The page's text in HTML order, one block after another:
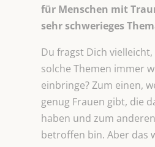
für Menschen mit
sehr schwerieges
Du fragst Dich
solche Themen immer
einbringe? Zum einen,
genug Frauen gibt, die
haben und zum
betroffen bin. Aber das